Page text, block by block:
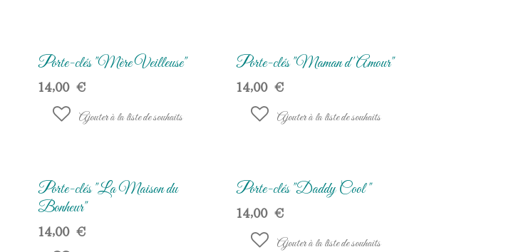
Porte-clés "Mère Veilleuse"
14,00€
Ajouter à la liste de souhaits
Porte-clés "Maman d'Amour"
14,00€
Ajouter à la liste de souhaits
Porte-clés "La Maison du
Bonheur"
14,00€
Porte-clés "Daddy Cool "
14,00€
Ajouter à la liste de souhaits